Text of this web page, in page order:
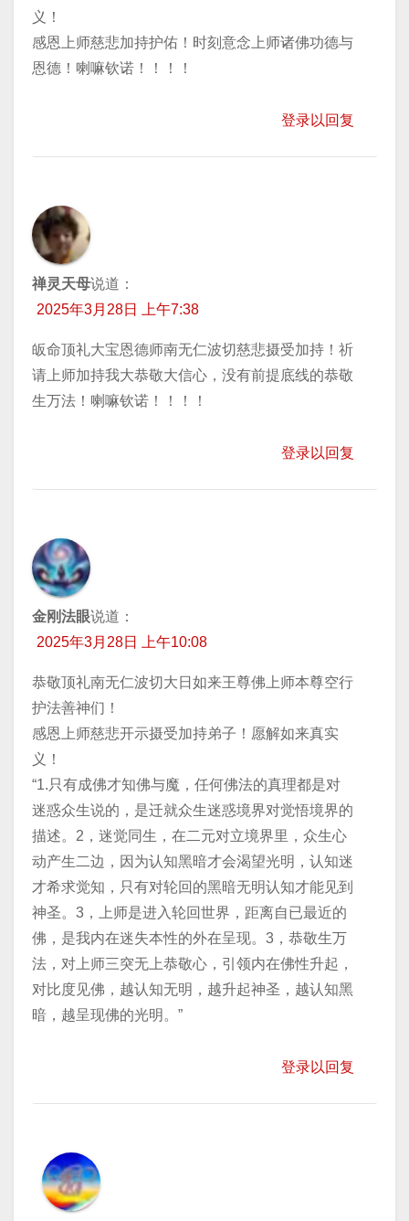
义！
感恩上师慈悲加持护佑！时刻意念上师诸佛功德与
恩德！喇嘛钦诺！！！！
登录以回复
禅灵天母说道：
2025年3月28日 上午7:38
皈命顶礼大宝恩德师南无仁波切慈悲摄受加持！祈
请上师加持我大恭敬大信心，没有前提底线的恭敬
生万法！喇嘛钦诺！！！！
登录以回复
金刚法眼说道：
2025年3月28日 上午10:08
恭敬顶礼南无仁波切大日如来王尊佛上师本尊空行
护法善神们！
感恩上师慈悲开示摄受加持弟子！愿解如来真实
义！
“1.只有成佛才知佛与魔，任何佛法的真理都是对
迷惑众生说的，是迁就众生迷惑境界对觉悟境界的
描述。2，迷觉同生，在二元对立境界里，众生心
动产生二边，因为认知黑暗才会渴望光明，认知迷
才希求觉知，只有对轮回的黑暗无明认知才能见到
神圣。3，上师是进入轮回世界，距离自已最近的
佛，是我内在迷失本性的外在呈现。3，恭敬生万
法，对上师三突无上恭敬心，引领内在佛性升起，
对比度见佛，越认知无明，越升起神圣，越认知黑
暗，越呈现佛的光明。”
登录以回复